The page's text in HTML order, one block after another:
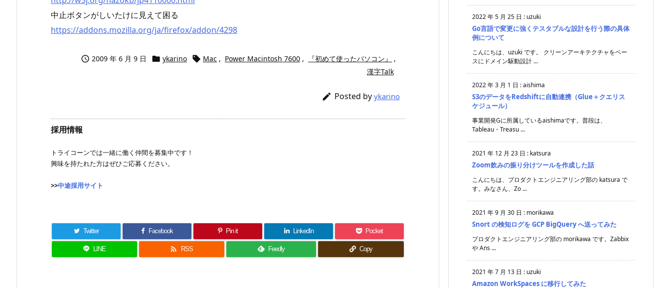
中止ボタンがしいたけに見えて困る
https://addons.mozilla.org/ja/firefox/addon/4298
 2009 年 6 月 9 日  ykarino  Mac , Power Macintosh 7600 , 『初めて使ったパソコン』
,
漢字Talk
 Posted by ykarino
採用情報
トライコーンでは一緒に働く仲間を募集中です！
興味を持たれた方はぜひご応募ください。
>>中途採用サイト
Twitter Facebook Pin it LinkedIn Pocket
LINE  RSS Feedly Copy
2022 年 5 月 25 日 : uzuki
Go言語で変更に強くテスタブルな設計を行う際の具体
例について
こんにちは、uzuki です。 クリーンアーキテクチャをベー
スにドメイン駆動設計 ...
2022 年 3 月 1 日 :aishima
S3のデータをRedshiftに自動連携（Glue＋クエリス
ケジュール）
事業開発Gに所属しているaishimaです。普段は、
Tableau・Treasu ...
2021 年 12 月 23 日 : katsura
Zoom飲みの振り分けツールを作成した話
こんにちは、プロダクトエンジニアリング部の katsura で
す。みなさん、Zo ...
2021 年 9 月 30 日 : morikawa
Snort の検知ログを GCP BigQuery へ送ってみた
プロダクトエンジニアリング部の morikawa です。Zabbix
や Ans ...
2021 年 7 月 13 日 : uzuki
Amazon WorkSpaces に移行してみた